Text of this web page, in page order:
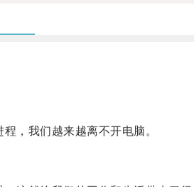
，我们越来越离不开电脑。